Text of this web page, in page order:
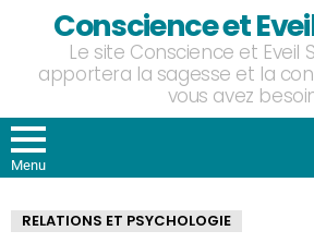
Conscience et
Le site Conscience et Eveil
apportera la sagesse et la
vous avez
Menu
RELATIONS ET PSYCHOLOGIE